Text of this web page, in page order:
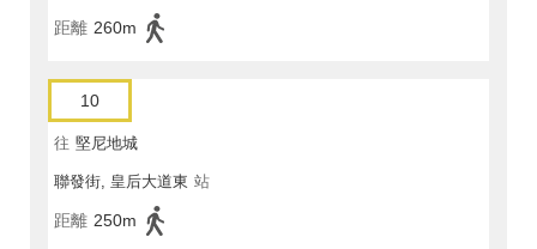
距離 260m
10
往 堅尼地城
聯發街, 皇后大道東 站
距離 250m